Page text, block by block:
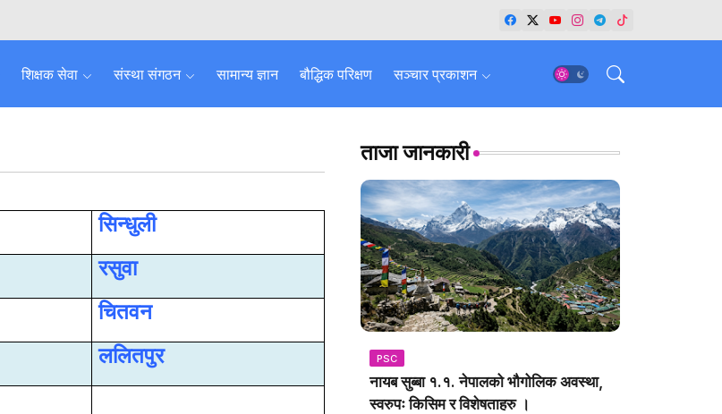
शिक्षक सेवा संस्था संगठन सामान्य ज्ञान बौद्धिक परिक्षण सञ्चार प्रकाशन
सिन्धुली
रसुवा
चितवन
ललितपुर
ताजा जानकारी
PSC
नायब सुब्बा १.१. नेपालको भौगोलिक अवस्था,
स्वरुपः किसिम र विशेषताहरु ।